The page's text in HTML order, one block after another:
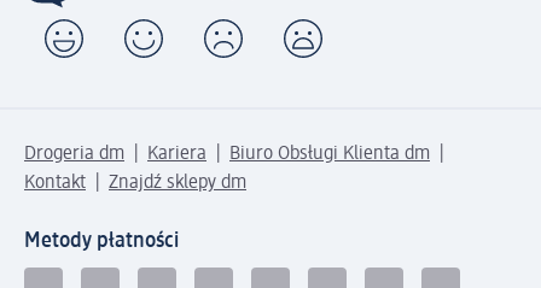
Drogeria dm Kariera
Biuro Obsługi Klienta dm
Kontakt
Znajdź sklepy dm
Metody płatności